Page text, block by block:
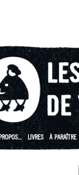
LIVRES À PARAÎTRE